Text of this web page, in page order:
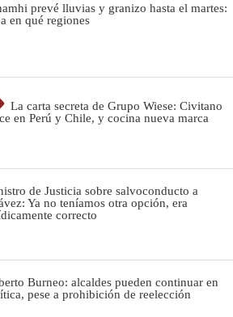
prevé lluvias y granizo hasta el martes:
en qué regiones
La carta secreta de Grupo Wiese: Civitano
en Perú y Chile, y cocina nueva marca
de Justicia sobre salvoconducto a
Ya no teníamos otra opción, era
correcto
Burneo: alcaldes pueden continuar en
pese a prohibición de reelección